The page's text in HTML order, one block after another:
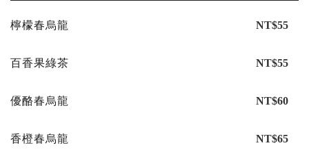
檸檬春烏龍 NT$55
百香果綠茶 NT$55
優酪春烏龍 NT$60
香橙春烏龍 NT$65